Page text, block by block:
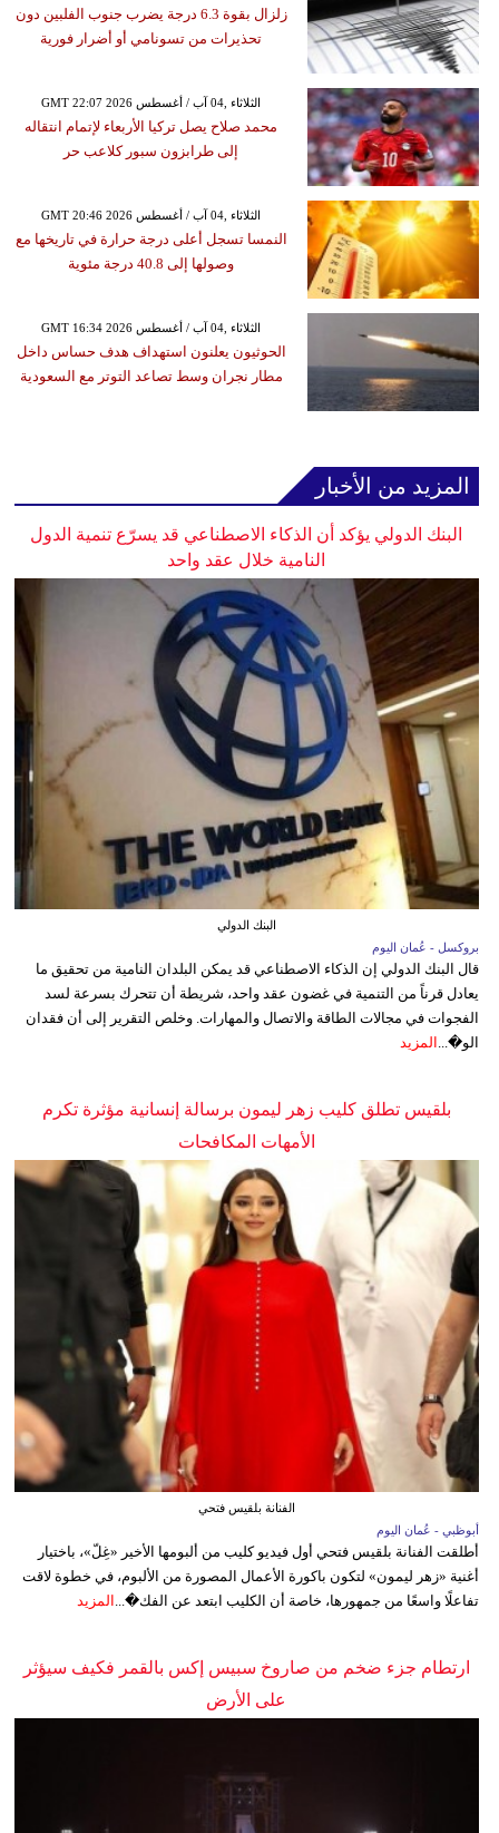
زلزال بقوة 6.3 درجة يضرب جنوب الفلبين دون
تحذيرات من تسونامي أو أضرار فورية
GMT 22:07 2026 الثلاثاء ,04 آب / أغسطس
محمد صلاح يصل تركيا الأربعاء لإتمام انتقاله
إلى طرابزون سبور كلاعب حر
GMT 20:46 2026 الثلاثاء ,04 آب / أغسطس
النمسا تسجل أعلى درجة حرارة في تاريخها مع
وصولها إلى 40.8 درجة مئوية
GMT 16:34 2026 الثلاثاء ,04 آب / أغسطس
الحوثيون يعلنون استهداف هدف حساس داخل
مطار نجران وسط تصاعد التوتر مع السعودية
المزيد من الأخبار
البنك الدولي يؤكد أن الذكاء الاصطناعي قد يسرّع تنمية الدول
النامية خلال عقد واحد
البنك الدولي
بروكسل - عُمان اليوم
قال البنك الدولي إن الذكاء الاصطناعي قد يمكن البلدان النامية من تحقيق ما
يعادل قرناً من التنمية في غضون عقد واحد، شريطة أن تتحرك بسرعة لسد
الفجوات في مجالات الطاقة والاتصال والمهارات. وخلص التقرير إلى أن فقدان
الو�... المزيد
بلقيس تطلق كليب زهر ليمون برسالة إنسانية مؤثرة تكرم
الأمهات المكافحات
الفنانة بلقيس فتحي
أبوظبي - عُمان اليوم
أطلقت الفنانة بلقيس فتحي أول فيديو كليب من ألبومها الأخير «غِلّ»، باختيار
أغنية «زهر ليمون» لتكون باكورة الأعمال المصورة من الألبوم، في خطوة لاقت
تفاعلًا واسعًا من جمهورها، خاصة أن الكليب ابتعد عن الفك�... المزيد
ارتطام جزء ضخم من صاروخ سبيس إكس بالقمر فكيف سيؤثر
على الأرض